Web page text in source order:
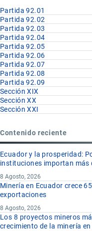
Partida 92.01
Partida 92.02
Partida 92.03
Partida 92.04
Partida 92.05
Partida 92.06
Partida 92.07
Partida 92.08
Partida 92.09
Sección XIX
Sección XX
Sección XXI
Contenido reciente
Ecuador y la prosperidad:
instituciones importan más
8 Agosto, 2026
Minería en Ecuador crece
exportaciones
8 Agosto, 2026
Los 8 proyectos mineros
crecimiento de la minería